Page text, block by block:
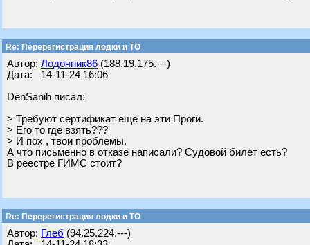
Re: Перерегистрация лодки и ТО
Автор: Лодочник86 (188.19.175.---)
Дата: 14-11-24 16:06
DenSanih писал:
> Требуют сертификат ещё на эти Проги.
> Его то где взять???
> И пох , твои проблемы.
А что письменно в отказе написали? Судовой билет есть?
В реестре ГИМС стоит?
Re: Перерегистрация лодки и ТО
Автор: Глеб (94.25.224.---)